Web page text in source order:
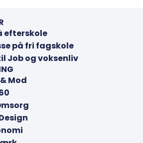
efterskole
på fri fagskole
Job og voksenliv
Mod